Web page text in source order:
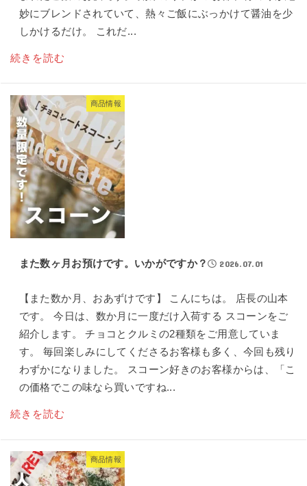
妙にブレンドされていて、熱々ご飯にぶっかけて醤油を少
しかけるだけ。 これだ...
続きを読む
商品情報
また数ヶ月お預けです。いかがですか？ 2026.07.01
【また数か月、おあずけです】 こんにちは。 店長の山本
です。 今日は、数か月に一度だけ入荷する スコーンをご
紹介します。 チョコとクルミの2種類をご用意していま
す。 毎回楽しみにしてくださるお客様も多く、今回も残り
わずかになりました。 スコーン好きのお客様からは、「こ
の価格でこの味なら買いですね...
続きを読む
商品情報